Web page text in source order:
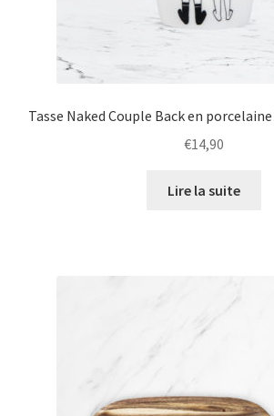
Tasse Naked Couple Back en
€14,90
Lire la suite